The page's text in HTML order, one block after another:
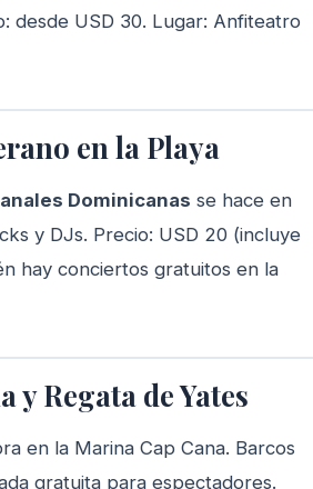
desde USD 30. Lugar: Anfiteatro
en la Playa
Dominicanas se hace en
y DJs. Precio: USD 20 (incluye
hay conciertos gratuitos en la
Regata de Yates
en la Marina Cap Cana. Barcos
gratuita para espectadores.